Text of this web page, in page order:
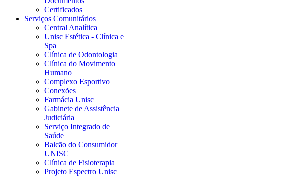
Certificados
Serviços Comunitários
Central Analítica
Unisc Estética - Clínica e
Spa
Clínica de Odontologia
Clínica do Movimento
Humano
Complexo Esportivo
Conexões
Farmácia Unisc
Gabinete de Assistência
Judiciária
Serviço Integrado de
Saúde
Balcão do Consumidor
UNISC
Clínica de Fisioterapia
Projeto Espectro Unisc